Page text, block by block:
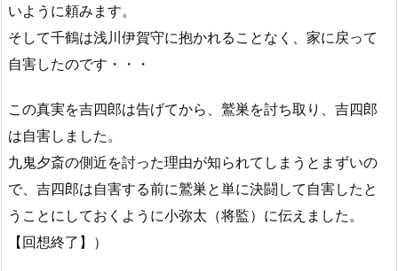
いように頼みます。
そして千鶴は浅川伊賀守に抱かれることなく、家に戻って
自害したのです・・・
この真実を吉四郎は告げてから、鷲巣を討ち取り、吉四郎
は自害しました。
九鬼夕斎の側近を討った理由が知られてしまうとまずいの
で、吉四郎は自害する前に鷲巣と単に決闘して自害したと
うことにしておくように小弥太（将監）に伝えました。
【回想終了】）